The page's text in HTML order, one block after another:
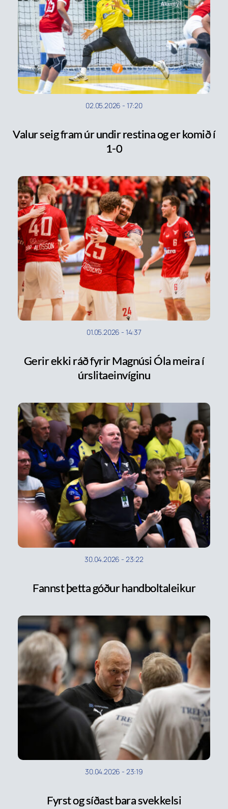
02.05.2026 - 17:20
Valur seig fram úr undir restina og er komið í
1-0
01.05.2026 - 14:37
Gerir ekki ráð fyrir Magnúsi Óla meira í
úrslitaeinvíginu
30.04.2026 - 23:22
Fannst þetta góður handboltaleikur
30.04.2026 - 23:19
Fyrst og síðast bara svekkelsi